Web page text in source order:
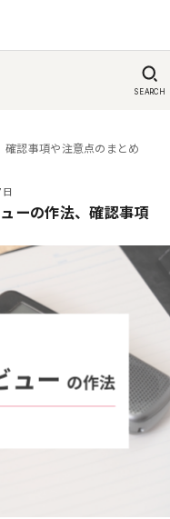
SEARCH
認事項や注意点のまとめ
ーの作法、確認事項